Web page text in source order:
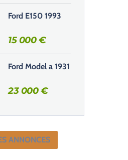
Ford E150 1993
15 000€
Ford Model a 1931
23 000€
ANNONCES